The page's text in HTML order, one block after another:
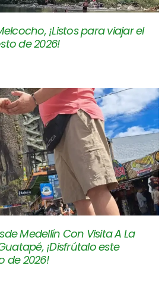
¡Listos para viajar el
de 2026!
Medellín Con Visita A La
¡Disfrútalo este
de 2026!